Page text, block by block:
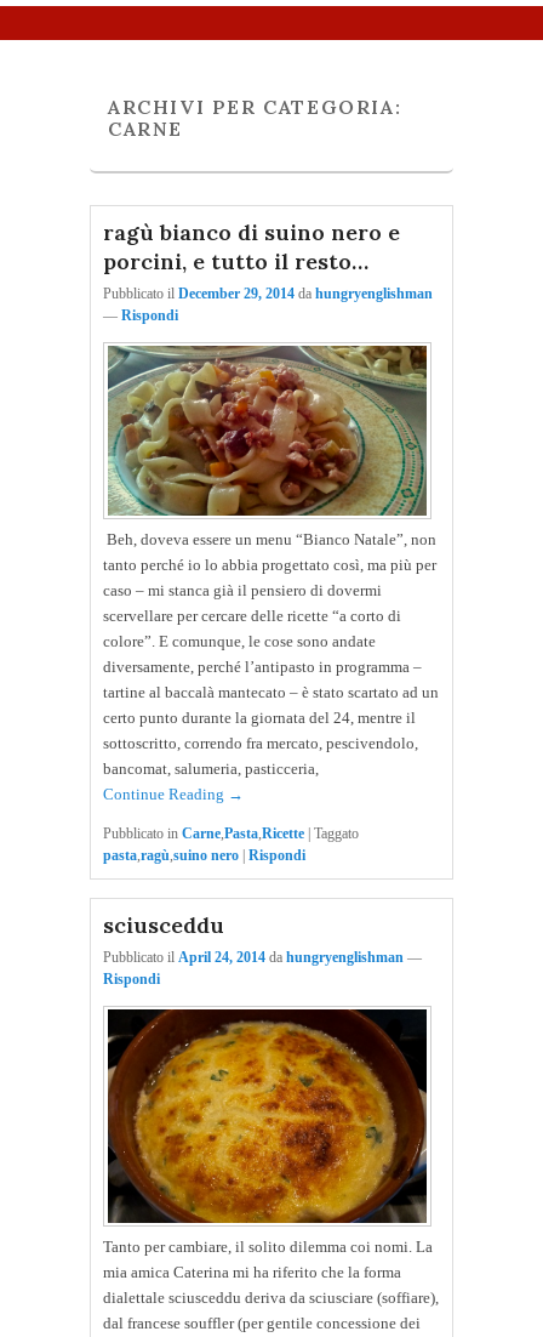
ARCHIVI PER CATEGORIA:
CARNE
ragù bianco di suino nero e
porcini, e tutto il resto…
Pubblicato il December 29, 2014 da hungryenglishman
— Rispondi
Beh, doveva essere un menu “Bianco Natale”, non
tanto perché io lo abbia progettato così, ma più per
caso – mi stanca già il pensiero di dovermi
scervellare per cercare delle ricette “a corto di
colore”. E comunque, le cose sono andate
diversamente, perché l’antipasto in programma –
tartine al baccalà mantecato – è stato scartato ad un
certo punto durante la giornata del 24, mentre il
sottoscritto, correndo fra mercato, pescivendolo,
bancomat, salumeria, pasticceria,
Continue Reading →
Pubblicato in Carne,Pasta,Ricette | Taggato
pasta,ragù,suino nero | Rispondi
sciusceddu
Pubblicato il April 24, 2014 da hungryenglishman —
Rispondi
Tanto per cambiare, il solito dilemma coi nomi. La
mia amica Caterina mi ha riferito che la forma
dialettale sciusceddu deriva da sciusciare (soffiare),
dal francese souffler (per gentile concessione dei